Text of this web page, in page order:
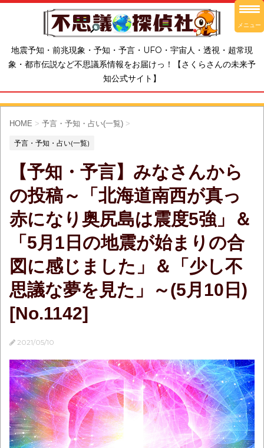
地震予知・前兆現象・予知・予言・UFO・宇宙人・透視・超常現
象・都市伝説など不思議系情報をお届けっ！【さくらさんの未来予
知公式サイト】
HOME > 予言・予知・占い(一覧) >
予言・予知・占い(一覧)
【予知・予言】みなさんから
の投稿～「北海道南西が真っ
赤になり奥尻島は震度5強」＆
「5月1日の地震が始まりの合
図に感じました」＆「少し不
思議な夢を見た」～(5月10日)
[No.1142]
2021/05/10
メニュー